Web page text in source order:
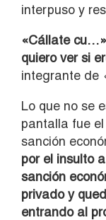
interpuso y
«Cállate
quiero ver si
integrante de
Lo que no se
pantalla fue
sanción
por el insulto
sanción
privado y
entrando al